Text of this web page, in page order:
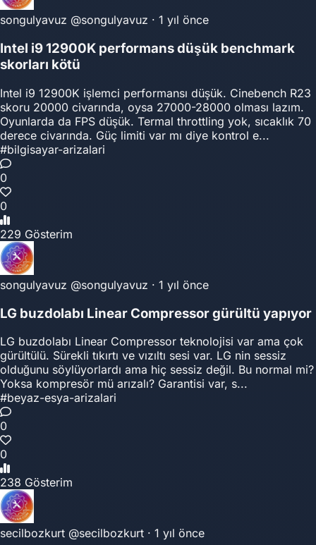
songulyavuz @songulyavuz · 1 yıl önce
Intel i9 12900K performans düşük benchmark
skorları kötü
Intel i9 12900K işlemci performansı düşük. Cinebench R23
skoru 20000 civarında, oysa 27000-28000 olması lazım.
Oyunlarda da FPS düşük. Termal throttling yok, sıcaklık 70
derece civarında. Güç limiti var mı diye kontrol e...
#bilgisayar-arizalari
0
0
229 Gösterim
songulyavuz @songulyavuz · 1 yıl önce
LG buzdolabı Linear Compressor gürültü yapıyor
LG buzdolabı Linear Compressor teknolojisi var ama çok
gürültülü. Sürekli tıkırtı ve vızıltı sesi var. LG nin sessiz
olduğunu söylüyorlardı ama hiç sessiz değil. Bu normal mi?
Yoksa kompresör mü arızalı? Garantisi var, s...
#beyaz-esya-arizalari
0
0
238 Gösterim
secilbozkurt @secilbozkurt · 1 yıl önce